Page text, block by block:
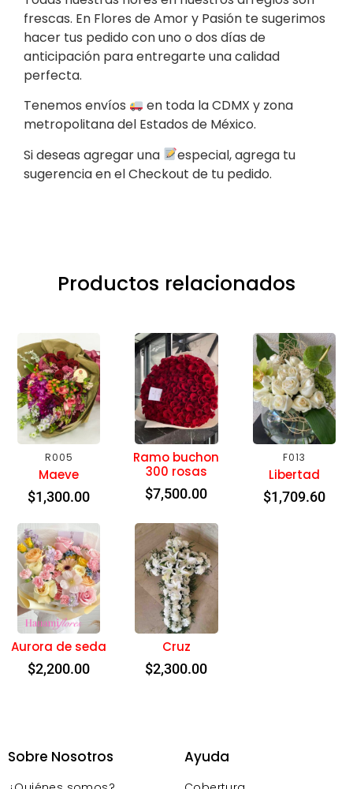
frescas. En Flores de Amor y Pasión te sugerimos
hacer tus pedido con uno o dos días de
anticipación para entregarte una calidad
perfecta.
Tenemos envíos
en toda la CDMX y zona
metropolitana del Estados de México.
Si deseas agregar una
especial, agrega tu
sugerencia en el Checkout de tu pedido.
Productos relacionados
R005
Maeve
$1,300.00
Ramo buchon
300 rosas
$7,500.00
F013
Libertad
$1,709.60
Aurora de seda
$2,200.00
Cruz
$2,300.00
Sobre Nosotros Ayuda